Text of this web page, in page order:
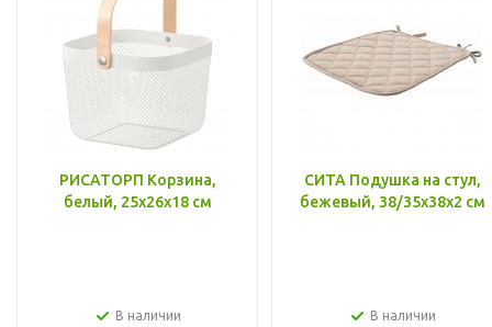
РИСАТОРП Корзина,
белый, 25x26x18 см
В наличии
СИТА Подушка на стул,
бежевый, 38/35x38x2 см
В наличии